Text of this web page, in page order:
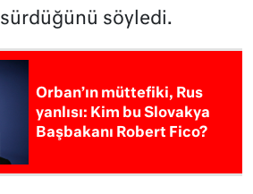
söyledi.
Orban’ın müttefiki, Rus
yanlısı: Kim bu Slovakya
Başbakanı Robert Fico?